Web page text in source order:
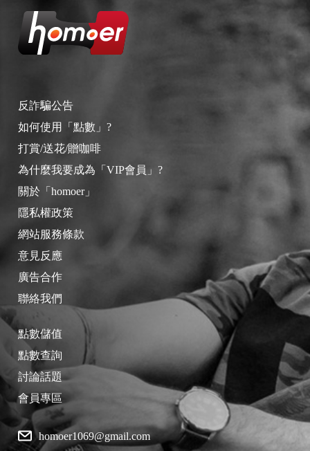
反詐騙公告
如何使用「點數」?
打賞/送花/贈咖啡
為什麼我要成為「VIP會員」?
關於「homoer」
隱私權政策
網站服務條款
意見反應
廣告合作
聯絡我們
點數儲值
點數查詢
討論話題
會員專區
homoer1069@gmail.com